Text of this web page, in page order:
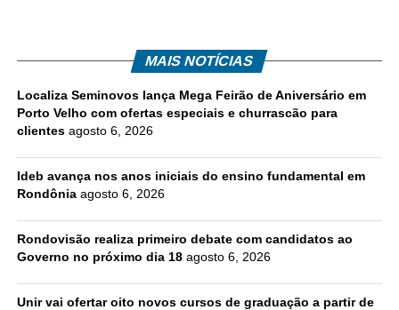
MAIS NOTÍCIAS
Localiza Seminovos lança Mega Feirão de Aniversário em
Porto Velho com ofertas especiais e churrascão para
clientes agosto 6, 2026
Ideb avança nos anos iniciais do ensino fundamental em
Rondônia agosto 6, 2026
Rondovisão realiza primeiro debate com candidatos ao
Governo no próximo dia 18 agosto 6, 2026
Unir vai ofertar oito novos cursos de graduação a partir de